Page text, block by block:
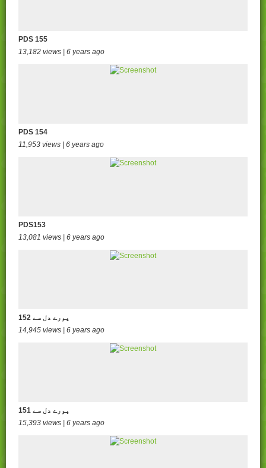
PDS 155
13,182 views | 6 years ago
PDS 154
11,953 views | 6 years ago
PDS153
13,081 views | 6 years ago
152 پورے دل سے
14,945 views | 6 years ago
151 پورے دل سے
15,393 views | 6 years ago